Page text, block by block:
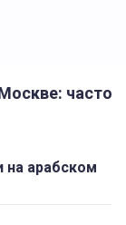
часто
на арабском